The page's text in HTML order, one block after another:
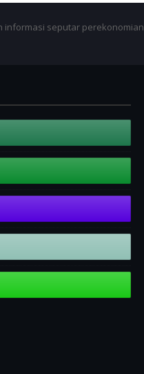
informasi seputar perekonomian